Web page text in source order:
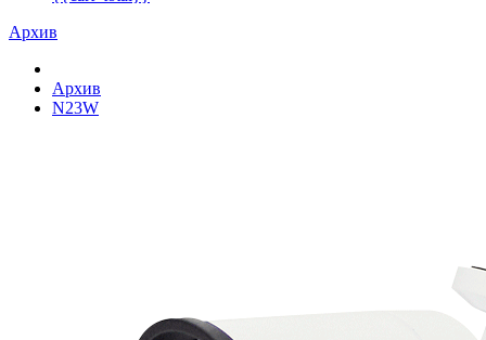
Архив
Архив
N23W